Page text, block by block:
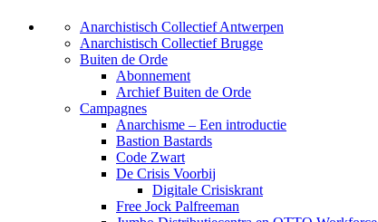
Anarchistisch Collectief Antwerpen
Anarchistisch Collectief Brugge
Buiten de Orde
Abonnement
Archief Buiten de Orde
Campagnes
Anarchisme – Een introductie
Bastion Bastards
Code Zwart
De Crisis Voorbij
Digitale Crisiskrant
Free Jock Palfreeman